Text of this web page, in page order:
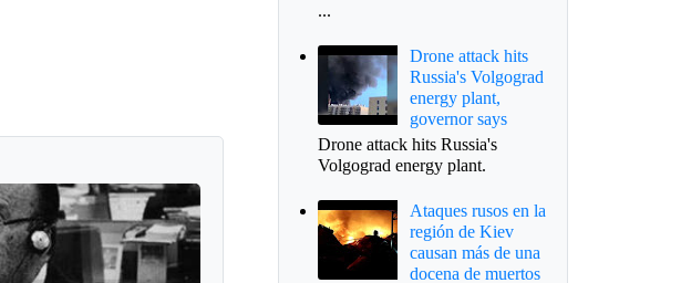
...
Drone attack hits
Russia's Volgograd
energy plant,
governor says
Drone attack hits Russia's
Volgograd energy plant.
Ataques rusos en la
región de Kiev
causan más de una
docena de muertos